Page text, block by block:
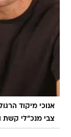
אנוכי מיקוד
צבי מנכ"לי קשת